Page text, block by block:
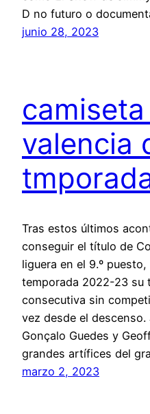
D no futuro o
junio 28, 2023
valencia
Tras estos últimos
conseguir el título de
liguera en el 9.º
temporada 2022-23 su
consecutiva sin
vez desde el
Gonçalo Guedes y
grandes artífices del
marzo 2, 2023